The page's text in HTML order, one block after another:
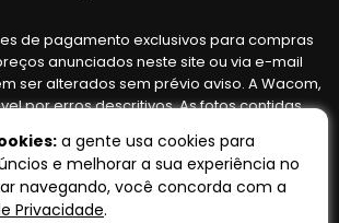
de pagamento exclusivos para compras
anunciados neste site ou via e-mail
ser alterados sem prévio aviso. A Wacom,
por erros descritivos. As fotos contidas
o fornecedor/lote do fabricante. Ofertas
de nossos estoques. Vendas sujeitas à
e confirmação de dados.
a gente usa cookies para
e melhorar a sua experiência no
navegando, você concorda com a
Privacidade.